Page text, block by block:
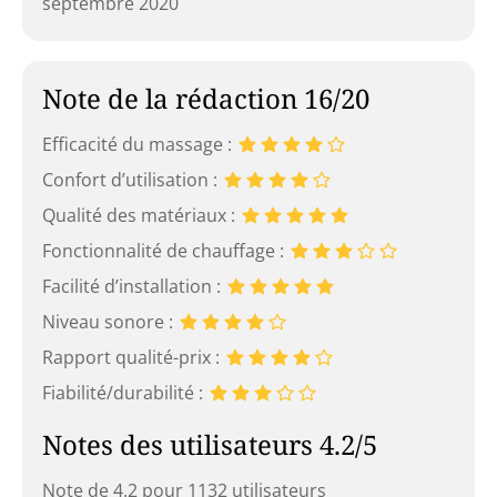
Note de la rédaction 16/20
Efficacité du massage :
Confort d’utilisation :
Qualité des matériaux :
Fonctionnalité de chauffage :
Facilité d’installation :
Niveau sonore :
Rapport qualité-prix :
Fiabilité/durabilité :
Notes des utilisateurs 4.2/5
Note de 4.2 pour 1132 utilisateurs